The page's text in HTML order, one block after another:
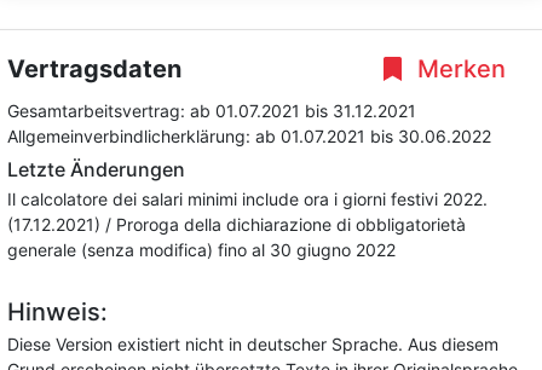
Merken
Vertragsdaten
Gesamtarbeitsvertrag: ab 01.07.2021 bis 31.12.2021
Allgemeinverbindlicherklärung: ab 01.07.2021 bis 30.06.2022
Letzte Änderungen
Il calcolatore dei salari minimi include ora i giorni festivi 2022.
(17.12.2021) / Proroga della dichiarazione di obbligatorietà
generale (senza modifica) fino al 30 giugno 2022
Hinweis:
Diese Version existiert nicht in deutscher Sprache. Aus diesem